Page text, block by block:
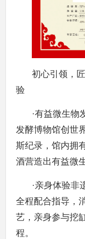
初心引领，
验
·有益微生物
发酵博物馆创世
斯纪录，馆内拥
酒营造出有益微
·亲身体验非
全程配合指导，
艺，亲身参与挖
程。